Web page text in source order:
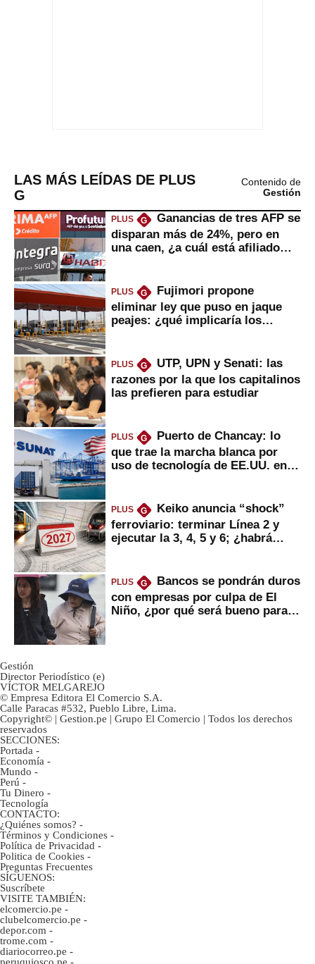
LAS MÁS LEÍDAS DE PLUS
G
Contenido de
Gestión
PLUS G
Ganancias de tres AFP se
disparan más de 24%, pero en
una caen, ¿a cuál está afiliado
PLUS G
Fujimori propone
eliminar ley que puso en jaque
peajes: ¿qué implicaría los
PLUS G
UTP, UPN y Senati: las
razones por la que los capitalinos
las prefieren para estudiar
PLUS G
Puerto de Chancay: lo
que trae la marcha blanca por
uso de tecnología de EE.UU. en
PLUS G
Keiko anuncia “shock”
ferroviario: terminar Línea 2 y
ejecutar la 3, 4, 5 y 6; ¿habrá
PLUS G
Bancos se pondrán duros
con empresas por culpa de El
Niño, ¿por qué será bueno para
Gestión
Director Periodístico (e)
VÍCTOR MELGAREJO
© Empresa Editora El Comercio S.A.
Calle Paracas #532, Pueblo Libre, Lima.
Copyright© | Gestion.pe | Grupo El Comercio | Todos los derechos
reservados
SECCIONES:
Portada -
Economía -
Mundo -
Perú -
Tu Dinero -
Tecnología
CONTACTO:
¿Quiénes somos? -
Términos y Condiciones -
Política de Privacidad -
Politica de Cookies -
Preguntas Frecuentes
SÍGUENOS:
Suscríbete
VISITE TAMBIÉN:
elcomercio.pe -
clubelcomercio.pe -
depor.com -
trome.com -
diariocorreo.pe -
peruquiosco.pe -